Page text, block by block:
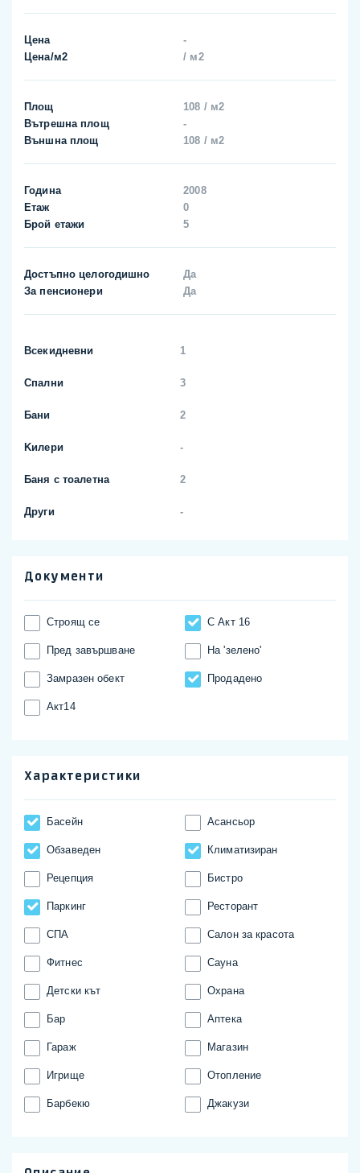
Цена
-
Цена/м2
/ м2
Площ
108 / м2
Вътрешна площ
-
Външна площ
108 / м2
Година
2008
Етаж
0
Брой етажи
5
Достъпно целогодишно
Да
За пенсионери
Да
Всекидневни 1
Спални 3
Бани 2
Kилери -
Баня с тоалетна 2
Други -
Документи
Строящ се С Акт 16
Пред завършване На 'зелено'
Замразен обект Продадено
Акт14
Характеристики
Басейн Асансьор
Обзаведен Климатизиран
Рецепция Бистро
Паркинг Ресторант
СПА Салон за красота
Фитнес Сауна
Детски кът Охрана
Бар Аптека
Гараж Магазин
Игрище Отопление
Барбекю Джакузи